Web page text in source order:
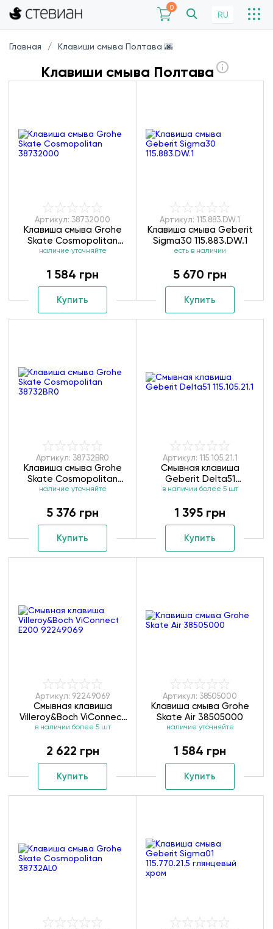
0
RU
Главная Клавиши смыва Полтава 🌆
Клавиши смыва Полтава
Артикул: 38732000
Клавиша смыва Grohe
Skate Cosmopolitan
38732000
наличие уточняйте
1 584 грн
Купить
Артикул: 115.883.DW.1
Клавиша смыва Geberit
Sigma30 115.883.DW.1
есть в наличии
5 670 грн
Купить
Артикул: 38732BR0
Клавиша смыва Grohe
Skate Cosmopolitan
38732BR0
наличие уточняйте
5 376 грн
Купить
Артикул: 115.105.21.1
Смывная клавиша
Geberit Delta51
115.105.21.1
в наличии более 5 шт
1 395 грн
Купить
Артикул: 92249069
Смывная клавиша
Villeroy&Boch ViConnect
Е200 92249069
в наличии более 5 шт
2 622 грн
Купить
Артикул: 38505000
Клавиша смыва Grohe
Skate Air 38505000
наличие уточняйте
1 584 грн
Купить